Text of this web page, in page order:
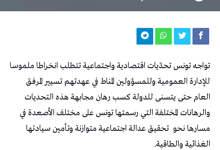
تواجه تونس تحدّيات اقتصادية واجتماعية تتطلب انخراطا ملموسا
للإدارة العمومية وللمسؤولين المناط في عهدتهم تسيير المرفق
العام حتى يتسنى للدولة كسب رهان مجابهة هذه التحديات
والرهانات المختلفة التي رسمتها تونس على مختلف الأصعدة في
مسارها نحو تحقيق عدالة اجتماعية متوازنة وتأمين سيادتها
الغذائية والطاقية.